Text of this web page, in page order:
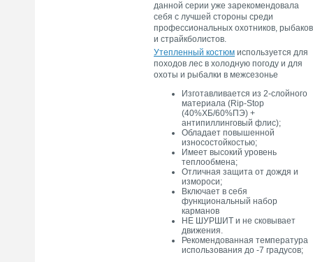
данной серии уже зарекомендовала
себя с лучшей стороны среди
профессиональных охотников, рыбаков
и страйкболистов.
Утепленный костюм используется для
походов лес в холодную погоду и для
охоты и рыбалки в межсезонье
Изготавливается из 2-слойного
материала (Rip-Stop
(40%ХБ/60%ПЭ) +
антипиллинговый флис);
Обладает повышенной
износостойкостью;
Имеет высокий уровень
теплообмена;
Отличная защита от дождя и
измороси;
Включает в себя
функциональный набор
карманов
НЕ ШУРШИТ и не сковывает
движения.
Рекомендованная температура
использования до -7 градусов;